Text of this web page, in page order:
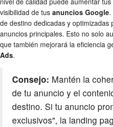
visibilidad de tus anuncios Google
de destino dedicadas y
anuncios principales. Esto no solo
que también mejorará la eficiencia
Ads.
Consejo: Mantén la
de tu anuncio y el
destino. Si tu anuncio
exclusivos", la landing